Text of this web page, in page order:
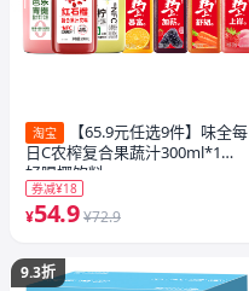
淘宝
【65.9元任选9件】味全每
日C农榨复合果蔬汁300ml*1瓶
好喝椰饮料
券减¥18
¥54.9 ¥72.9
9.3折